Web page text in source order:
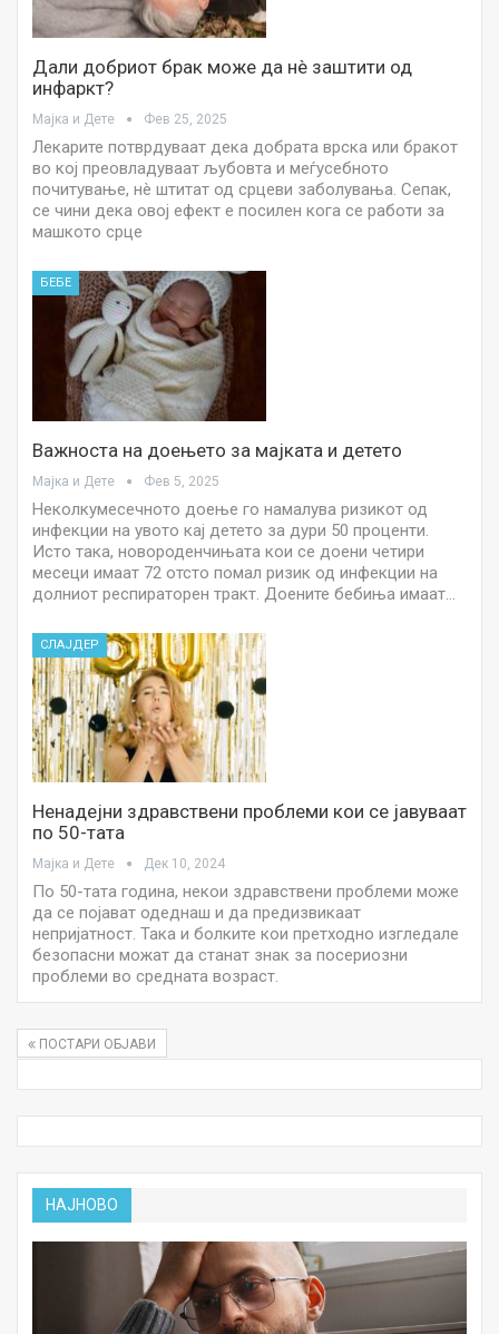
Дали добриот брак може да нè заштити од
инфаркт?
Мајка и Дете Фев 25, 2025
Лекарите потврдуваат дека добрата врска или бракот
во кој преовладуваат љубовта и меѓусебното
почитување, нè штитат од срцеви заболувања. Сепак,
се чини дека овој ефект е посилен кога се работи за
машкото срце
БЕБЕ
Важноста на доењето за мајката и детето
Мајка и Дете Фев 5, 2025
Неколкумесечното доење го намалува ризикот од
инфекции на увото кај детето за дури 50 проценти.
Исто така, новороденчињата кои се доени четири
месеци имаат 72 отсто помал ризик од инфекции на
долниот респираторен тракт. Доените бебиња имаат…
СЛАЈДЕР
Ненадејни здравствени проблеми кои се јавуваат
по 50-тата
Мајка и Дете Дек 10, 2024
По 50-тата година, некои здравствени проблеми може
да се појават одеднаш и да предизвикаат
непријатност. Така и болките кои претходно изгледале
безопасни можат да станат знак за посериозни
проблеми во средната возраст.
ПОСТАРИ ОБЈАВИ
НАЈНОВО